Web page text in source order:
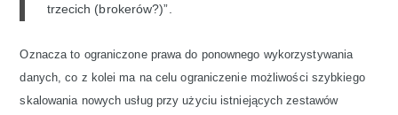
trzecich (brokerów?)”.
Oznacza to ograniczone prawa do ponownego wykorzystywania
danych, co z kolei ma na celu ograniczenie możliwości szybkiego
skalowania nowych usług przy użyciu istniejących zestawów